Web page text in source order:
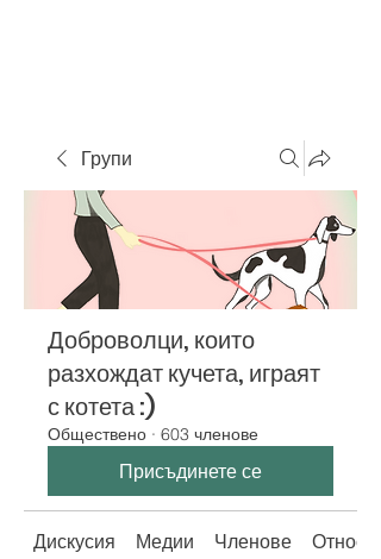
Групи
Доброволци, които
разхождат кучета, играят
с котета :)
Обществено · 603 членове
Присъдинете се
Дискусия Медии Членове Относно